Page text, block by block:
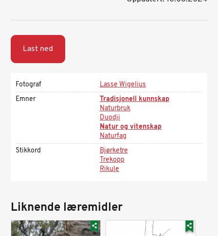
Last ned
Fotograf
Lasse Wigelius
Emner
Tradisjonell kunnskap
Naturbruk
Duodji
Natur og vitenskap
Naturfag
Stikkord
Bjørketre
Trekopp
Rikule
Liknende læremidler